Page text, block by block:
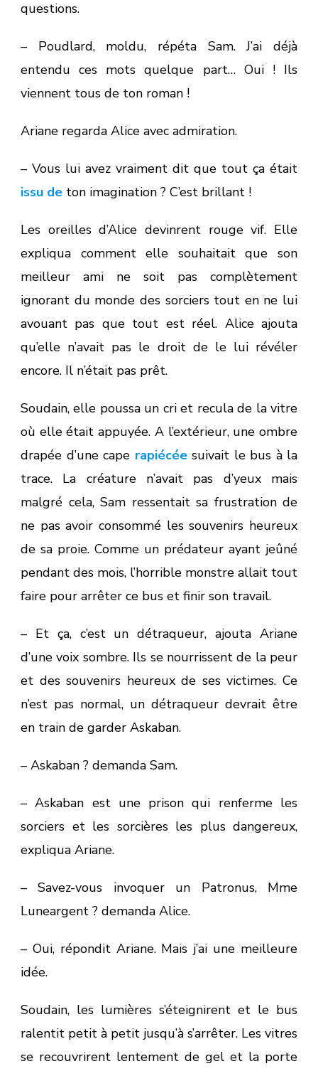
questions.
– Poudlard, moldu, répéta Sam. J’ai déjà
entendu ces mots quelque part… Oui ! Ils
viennent tous de ton roman !
Ariane regarda Alice avec admiration.
– Vous lui avez vraiment dit que tout ça était
issu de ton imagination ? C’est brillant !
Les oreilles d’Alice devinrent rouge vif. Elle
expliqua comment elle souhaitait que son
meilleur ami ne soit pas complètement
ignorant du monde des sorciers tout en ne lui
avouant pas que tout est réel. Alice ajouta
qu’elle n’avait pas le droit de le lui révéler
encore. Il n’était pas prêt.
Soudain, elle poussa un cri et recula de la vitre
où elle était appuyée. A l’extérieur, une ombre
drapée d’une cape rapiécéesuivait le bus à la
trace. La créature n’avait pas d’yeux mais
malgré cela, Sam ressentait sa frustration de
ne pas avoir consommé les souvenirs heureux
de sa proie. Comme un prédateur ayant jeûné
pendant des mois, l’horrible monstre allait tout
faire pour arrêter ce bus et finir son travail.
– Et ça, c’est un détraqueur, ajouta Ariane
d’une voix sombre. Ils se nourrissent de la peur
et des souvenirs heureux de ses victimes. Ce
n’est pas normal, un détraqueur devrait être
en train de garder Askaban.
– Askaban ? demanda Sam.
– Askaban est une prison qui renferme les
sorciers et les sorcières les plus dangereux,
expliqua Ariane.
– Savez-vous invoquer un Patronus, Mme
Luneargent ? demanda Alice.
– Oui, répondit Ariane. Mais j’ai une meilleure
idée.
Soudain, les lumières s’éteignirent et le bus
ralentit petit à petit jusqu’à s’arrêter. Les vitres
se recouvrirent lentement de gel et la porte